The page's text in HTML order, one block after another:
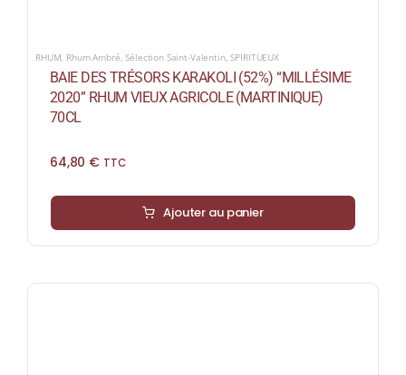
RHUM Rhum Ambré ,Sélection Saint-Valentin,SPIRITUEUX
BAIE DES TRÉSORS KARAKOLI (52%) “MILLÉSIME
2020” RHUM VIEUX AGRICOLE (MARTINIQUE)
70CL
64,80 € TTC
Ajouter au panier